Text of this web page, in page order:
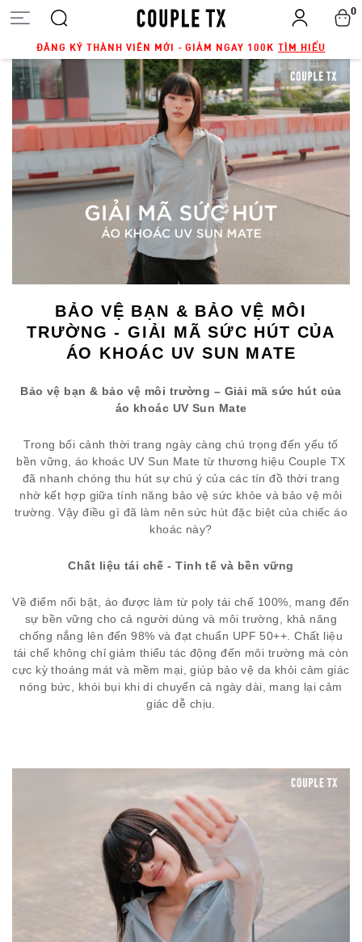
ĐĂNG KÝ THÀNH VIÊN MỚI - GIẢM NGAY 100K TÌM HIỂU
0
BẢO VỆ BẠN & BẢO VỆ MÔI
TRƯỜNG - GIẢI MÃ SỨC HÚT CỦA
ÁO KHOÁC UV SUN MATE
Bảo vệ bạn & bảo vệ môi trường – Giải mã sức hút của
áo khoác UV Sun Mate
Trong bối cảnh thời trang ngày càng chú trọng đến yếu tố
bền vững, áo khoác UV Sun Mate từ thương hiệu Couple TX
đã nhanh chóng thu hút sự chú ý của các tín đồ thời trang
nhờ kết hợp giữa tính năng bảo vệ sức khỏe và bảo vệ môi
trường. Vậy điều gì đã làm nên sức hút đặc biệt của chiếc áo
khoác này?
Chất liệu tái chế - Tinh tế và bền vững
Về điểm nổi bật, áo được làm từ poly tái chế 100%, mang đến
sự bền vững cho cả người dùng và môi trường, khả năng
chống nắng lên đến 98% và đạt chuẩn UPF 50++. Chất liệu
tái chế không chỉ giảm thiểu tác động đến môi trường mà còn
cực kỳ thoáng mát và mềm mại, giúp bảo vệ da khỏi cảm giác
nóng bức, khói bụi khi di chuyển cả ngày dài, mang lại cảm
giác dễ chịu.